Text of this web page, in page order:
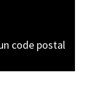
code postal